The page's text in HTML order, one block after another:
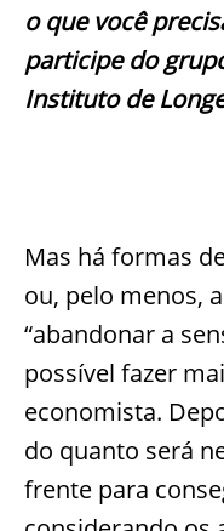
o que você
participe do
Instituto de
Mas há formas
ou, pelo menos,
“abandonar a
possível fazer
economista.
do quanto será
frente para